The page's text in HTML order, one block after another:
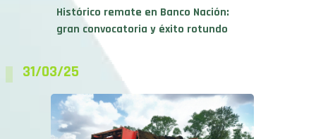
Histórico remate en Banco Nación:
gran convocatoria y éxito rotundo
31/03/25